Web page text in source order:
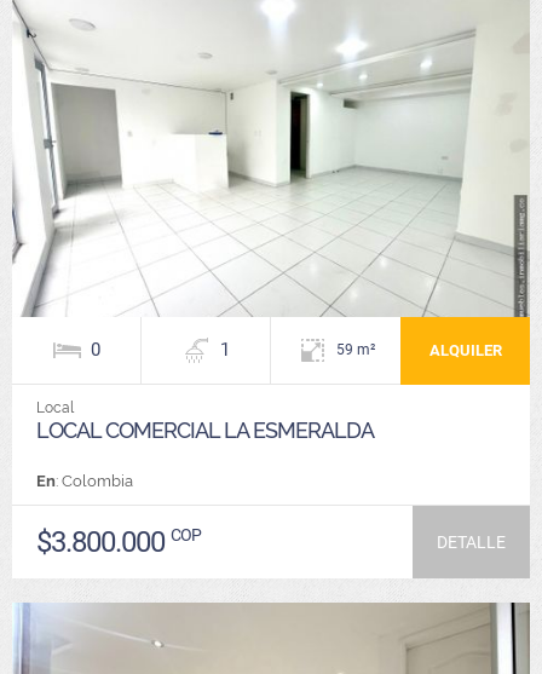
0 1 59 m² ALQUILER
Local
LOCAL COMERCIAL LA ESMERALDA
En: Colombia
$3.800.000 COP DETALLE